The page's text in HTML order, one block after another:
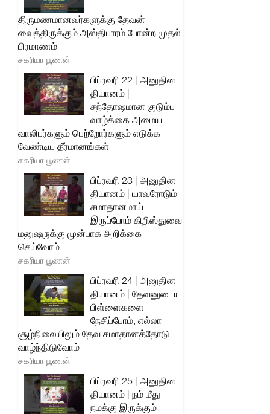
திருமணமானவர்களுக்கு தேவன்
வைத்திருக்கும் அஸ்திபாரம் போன்ற முதல்
பிரமாணம்
சகரியா பூணன்
பிப்ரவரி 22 | அனுதின
தியானம் |
சந்தோஷமான குடும்ப
வாழ்க்கை அமைய
வாலிபர்களும் பெற்றோர்களும் எடுக்க
வேண்டிய தீர்மானங்கள்
சகரியா பூணன்
பிப்ரவரி 23 | அனுதின
தியானம் | யாவரோடும்
சமாதானமாய்
இருப்போம் கிறிஸ்துவை
மனுஷருக்கு முன்பாக அறிக்கை
செய்வோம்
சகரியா பூணன்
பிப்ரவரி 24 | அனுதின
தியானம் | தேவனுடைய
பிள்ளைகளை
நேசிப்போம், எல்லா
சூழ்நிலையிலும் தேவ சமாதானத்தோடு
வாழ்ந்திடுவோம்
சகரியா பூணன்
பிப்ரவரி 25 | அனுதின
தியானம் | நம் மீது
நமக்கு இருக்கும்